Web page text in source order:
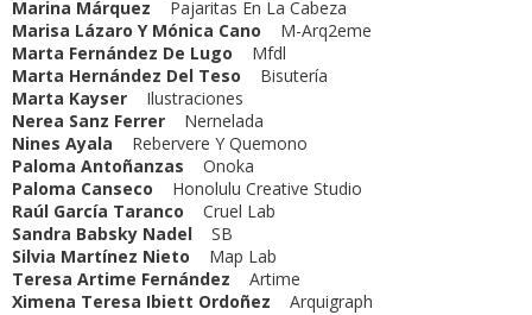
Marina Márquez Pajaritas En La Cabeza
Marisa Lázaro Y Mónica Cano M-Arq2eme
Marta Fernández De Lugo Mfdl
Marta Hernández Del Teso Bisutería
Marta Kayser
Ilustraciones
Nerea Sanz Ferrer Nernelada
Nines Ayala
Rebervere Y Quemono
Paloma Antoñanzas
Onoka
Paloma Canseco
Honolulu Creative Studio
Raúl García Taranco Cruel Lab
Sandra Babsky Nadel SB
Silvia Martínez Nieto Map Lab
Teresa Artime Fernández Artime
Ximena Teresa Ibiett Ordoñez Arquigraph